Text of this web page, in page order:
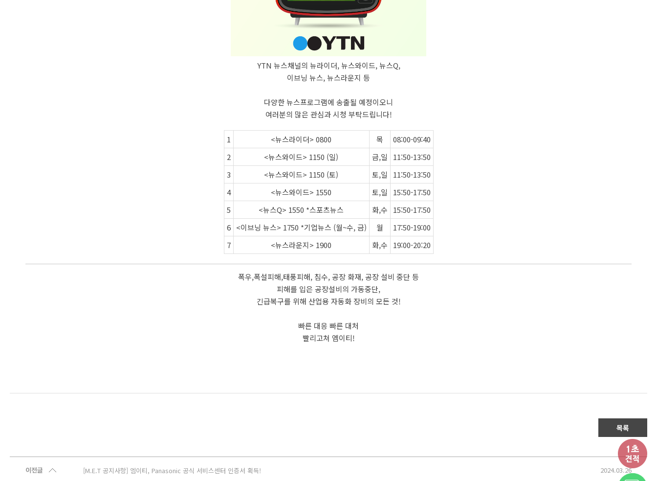
YTN 뉴스채널의 뉴라이더, 뉴스와이드, 뉴스Q,
이브닝 뉴스, 뉴스라운지 등
다양한 뉴스프로그램에 송출될 예정이오니
여러분의 많은 관심과 시청 부탁드립니다!
1 <뉴스라이더> 0800 목
08:00-09:40
2
<뉴스와이드> 1150 (일) 금,일
11:50-13:50
3
<뉴스와이드> 1150 (토) 토,일
11:50-13:50
4
<뉴스와이드> 1550 토,일
15:50-17:50
5
<뉴스Q> 1550 *스포츠뉴스 화,수
15:50-17:50
6 <이브닝 뉴스> 1750 *기업뉴스 (월~수, 금) 월
17:50-19:00
7
<뉴스라운지> 1900 화,수 19:00-20:20
폭우,폭설피해,태풍피해, 침수, 공장 화재, 공장 설비 중단 등
피해를 입은 공장설비의 가동중단,
긴급복구를 위해 산업용 자동화 장비의 모든 것!
빠른 대응 빠른 대처
빨리고쳐 엠이티!
목록
이전글 [M.E.T 공지사항] 엠이티, Panasonic 공식 서비스센터 인증서 획득! 2024.03.26